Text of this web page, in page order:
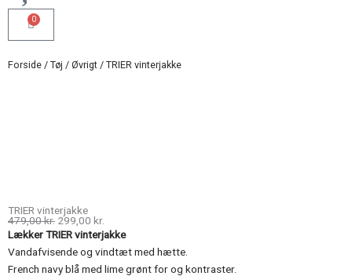
0
Kurv
Forside / Tøj / Øvrigt / TRIER vinterjakke
TRIER vinterjakke
479,00kr. Den
oprindelige
pris
var:
479,00 kr..
299,00 kr.
aktuelle
pris
er:
Lækker TRIER vinterjakke
Vandafvisende og vindtæt med hætte.
French navy blå med lime grønt for og kontraster.